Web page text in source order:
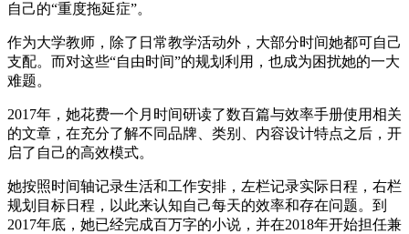
自己的“重度拖延症”。
作为大学教师，除了日常教学活动外，大部分时间她都可自己
支配。而对这些“自由时间”的规划利用，也成为困扰她的一大
难题。
2017年，她花费一个月时间研读了数百篇与效率手册使用相关
的文章，在充分了解不同品牌、类别、内容设计特点之后，开
启了自己的高效模式。
她按照时间轴记录生活和工作安排，左栏记录实际日程，右栏
规划目标日程，以此来认知自己每天的效率和存在问题。到
2017年底，她已经完成百万字的小说，并在2018年开始担任兼